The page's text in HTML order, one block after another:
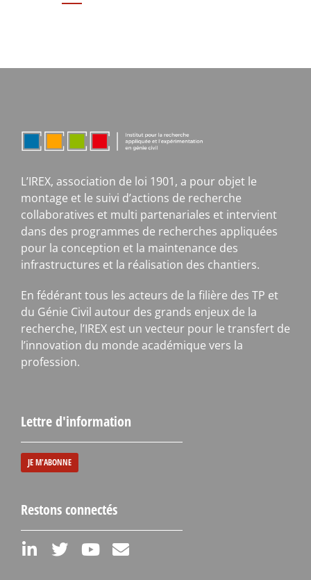
L’IREX, association de loi 1901, a pour objet le
montage et le suivi d’actions de recherche
collaboratives et multi partenariales et intervient
dans des programmes de recherches appliquées
pour la conception et la maintenance des
infrastructures et la réalisation des chantiers.
En fédérant tous les acteurs de la filière des TP et
du Génie Civil autour des grands enjeux de la
recherche, l’IREX est un vecteur pour le transfert de
l’innovation du monde académique vers la
profession.
Lettre d'information
JE M'ABONNE
Restons connectés